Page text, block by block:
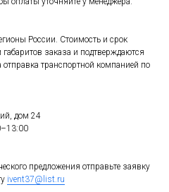
России. Стоимость и срок
габаритов заказа и подтверждаются
транспортной компанией по
дом 24
предложения отправьте заявку
ivent37@list.ru